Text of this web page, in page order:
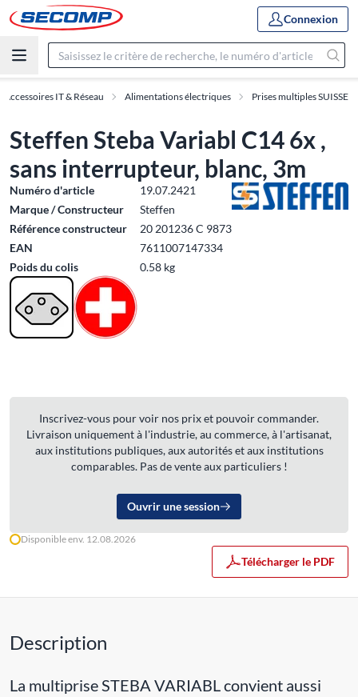
Connexion
Accessoires IT & Réseau Alimentations électriques Prises multiples SUISSE
Steffen Steba Variabl C14 6x ,
sans interrupteur, blanc, 3m
Numéro d'article
19.07.2421
Marque / Constructeur
Steffen
Référence constructeur
20 201236 C 9873
EAN
7611007147334
Poids du colis
0.58 kg
Inscrivez-vous pour voir nos prix et pouvoir commander.
Livraison uniquement à l'industrie, au commerce, à l'artisanat,
aux institutions publiques, aux autorités et aux institutions
comparables. Pas de vente aux particuliers !
Ouvrir une session
Disponible env. 12.08.2026
Télécharger le PDF
Description
La multiprise STEBA VARIABL convient aussi